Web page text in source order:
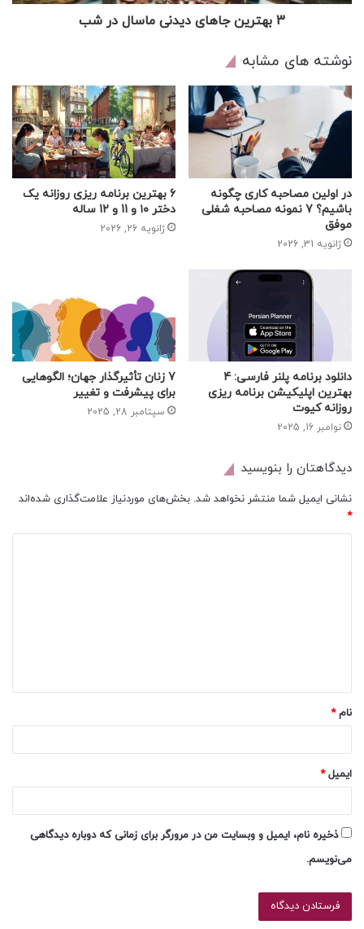
3 بهترین جاهای دیدنی ماسال در شب
نوشته های مشابه
در اولین مصاحبه کاری چگونه
باشیم؟ 7 نمونه مصاحبه شغلی
موفق
ژانویه 31, 2026
6 بهترین برنامه ریزی روزانه یک
دختر ۱۰ و 11 و 12 ساله
ژانویه 26, 2026
دانلود برنامه پلنر فارسی: 4
بهترین اپلیکیشن برنامه ریزی
روزانه کیوت
نوامبر 16, 2025
7 زنان تأثیرگذار جهان؛ الگوهایی
برای پیشرفت و تغییر
سپتامبر 28, 2025
دیدگاهتان را بنویسید
نشانی ایمیل شما منتشر نخواهد شد. بخش‌های موردنیاز علامت‌گذاری شده‌اند
*
*
نام*
ایمیل*
ذخیره نام، ایمیل و وبسایت من در مرورگر برای زمانی که دوباره دیدگاهی
می‌نویسم.